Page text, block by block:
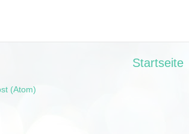
Startseite
(Atom)